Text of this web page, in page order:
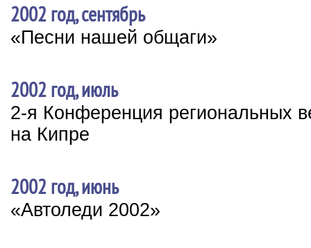
2002 год, сентябрь
«Песни нашей общаги»
2002 год, июль
2-я Конференция региональных
на Кипре
2002 год, июнь
«Автоледи 2002»